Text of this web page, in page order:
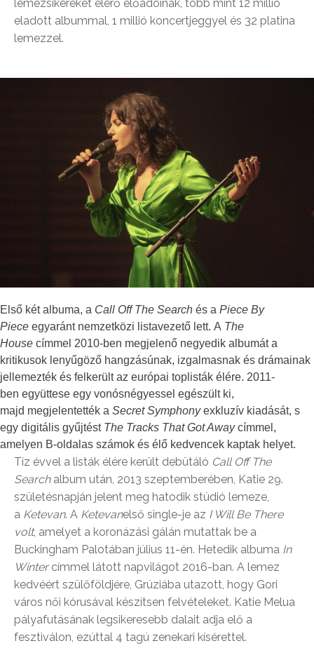
lemezsikereket elérő előadóinak, több mint 12 millió
eladott albummal, 1 millió koncertjeggyel és 32 platina
lemezzel.
Első két albuma, a Call Off The Search és a Piece By
Piece egyaránt nemzetközi listavezető lett. A The
House címmel 2010-ben megjelenő negyedik albumát a
kritikusok lenyűgöző hangzásúnak, izgalmasnak és drámainak
jellemezték és felkerült az európai toplisták élére. 2011-
ben együttese egy vonósnégyessel egészült ki,
majd megjelentették a Secret Symphonyexkluzív kiadását, s
egy digitális gyűjtést The Tracks That Got Awaycímmel,
amelyen B-oldalas számok és élő kedvencek kaptak helyet.
Tíz évvel a listák élére került debütáló Call Off The
Searchalbum után, 2013 szeptemberében, Katie 29.
születésnapján jelent meg hatodik stúdió lemeze,
a Ketevan. A Ketevanelső single-je az I Will Be There
volt, amelyet a koronázási gálán mutattak be a
Buckingham Palotában július 11-én. Hetedik albuma In
Wintercímmel látott napvilágot 2016-ban. A lemez
kedvéért szülőföldjére, Grúziába utazott, hogy Gori
város női kórusával készítsen felvételeket. Katie Melua
pályafutásának legsikeresebb dalait adja elő a
fesztiválon, ezúttal 4 tagú zenekari kísérettel.